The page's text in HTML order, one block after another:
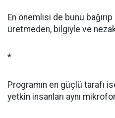
En önemlisi de bunu
üretmeden, bilgiyle ve
*
Programın en güçlü tarafı
yetkin insanları aynı